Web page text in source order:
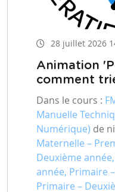
28 juillet 2026
Animation
comment
Dans le cours :
Manuelle
Numérique) de
Maternelle –
Deuxième
année, Primaire
Primaire –